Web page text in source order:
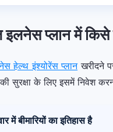
प्लान में किसे
हेल्थ इंश्योरेंस प्लानखरीदने
सुरक्षा के लिए इसमें निवेश
में बीमारियों का इतिहास है